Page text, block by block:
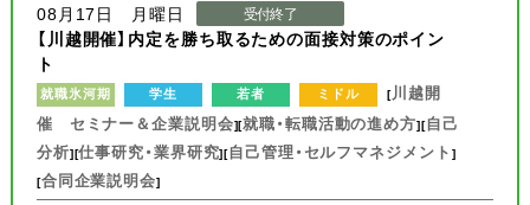
08月17日 月曜日 受付終了
【川越開催】内定を勝ち取るための面接対策のポイン
ト
就職氷河期 学生 若者 ミドル [川越開
催 セミナー＆企業説明会][就職・転職活動の進め方][自己
分析][仕事研究・業界研究][自己管理・セルフマネジメント ]
[合同企業説明会]